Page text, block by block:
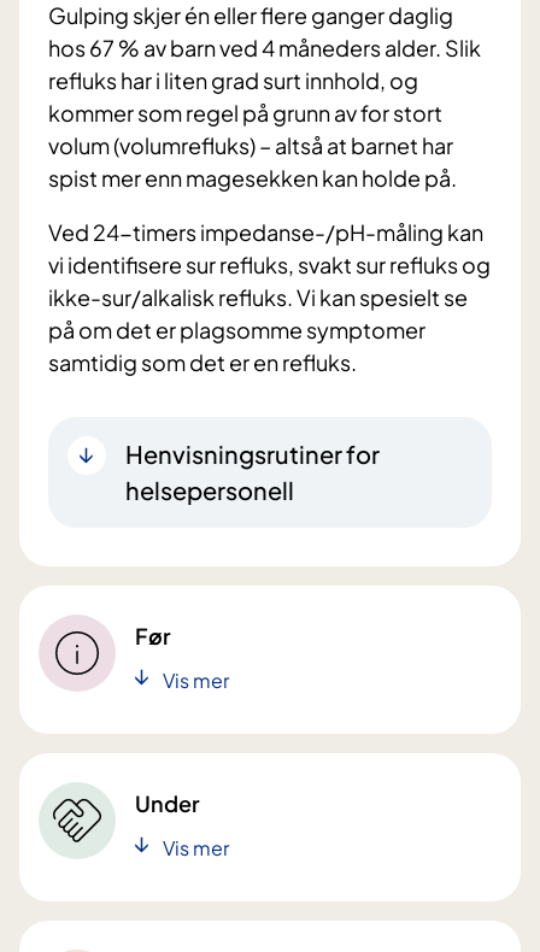
Gulping skjer én eller flere ganger daglig
hos 67 % av barn ved 4 måneders alder. Slik
refluks har i liten grad surt innhold, og
kommer som regel på grunn av for stort
volum (volumrefluks) – altså at barnet har
spist mer enn magesekken kan holde på.
Ved 24-timers impedanse-/pH-måling kan
vi identifisere sur refluks, svakt sur refluks og
ikke-sur/alkalisk refluks. Vi kan spesielt se
på om det er plagsomme symptomer
samtidig som det er en refluks.
Henvisningsrutiner for
helsepersonell
Før
Vis mer
Under
Vis mer